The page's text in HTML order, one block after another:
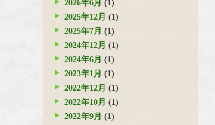
2026年6月 (1)
2025年12月 (1)
2025年7月 (1)
2024年12月 (1)
2024年6月 (1)
2023年1月 (1)
2022年12月 (1)
2022年10月 (1)
2022年9月 (1)